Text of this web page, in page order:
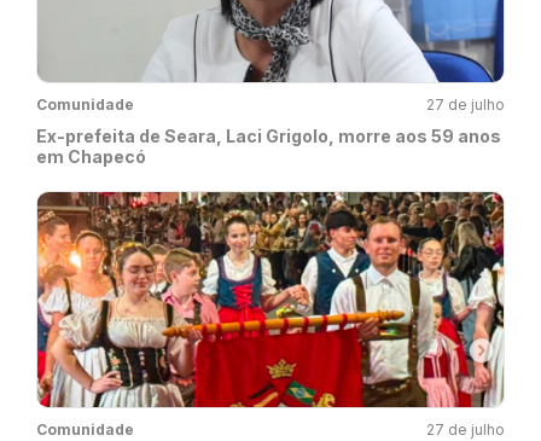
Comunidade 27 de julho
Ex-prefeita de Seara, Laci Grigolo, morre aos 59 anos
em Chapecó
Comunidade 27 de julho